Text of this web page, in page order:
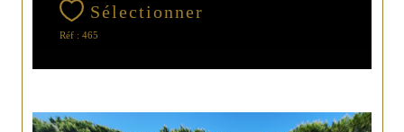
Sélectionner
Réf : 465